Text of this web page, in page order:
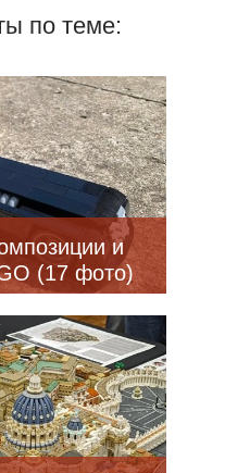
по теме:
и
(17 фото)